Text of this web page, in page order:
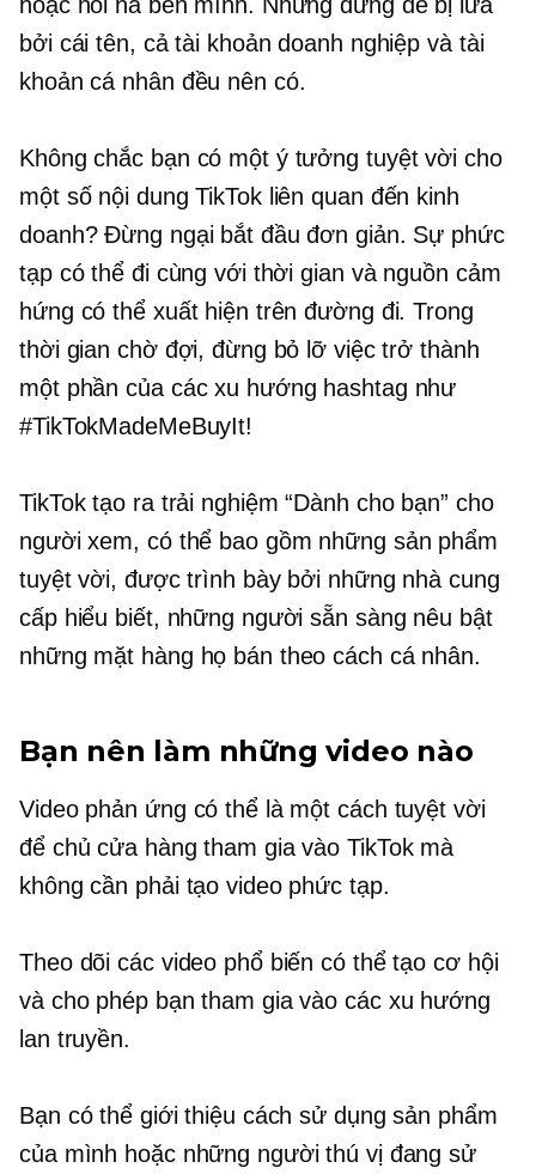
bởi cái tên, cả tài khoản doanh nghiệp và tài
khoản cá nhân đều nên có.
Không chắc bạn có một ý tưởng tuyệt vời cho
một số nội dung TikTok liên quan đến kinh
doanh? Đừng ngại bắt đầu đơn giản. Sự phức
tạp có thể đi cùng với thời gian và nguồn cảm
hứng có thể xuất hiện trên đường đi. Trong
thời gian chờ đợi, đừng bỏ lỡ việc trở thành
một phần của các xu hướng hashtag như
#TikTokMadeMeBuyIt!
TikTok tạo ra trải nghiệm “Dành cho bạn” cho
người xem, có thể bao gồm những sản phẩm
tuyệt vời, được trình bày bởi những nhà cung
cấp hiểu biết, những người sẵn sàng nêu bật
những mặt hàng họ bán theo cách cá nhân.
Bạn nên làm những video nào
Video phản ứng có thể là một cách tuyệt vời
để chủ cửa hàng tham gia vào TikTok mà
không cần phải tạo video phức tạp.
Theo dõi các video phổ biến có thể tạo cơ hội
và cho phép bạn tham gia vào các xu hướng
lan truyền.
Bạn có thể giới thiệu cách sử dụng sản phẩm
của mình hoặc những người thú vị đang sử